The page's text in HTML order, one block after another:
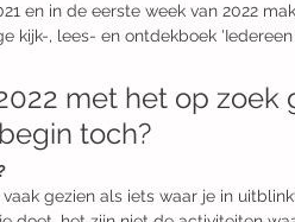
en in de eerste week van 2022
kijk-, lees- en ontdekboek 'Iedereen
met het op zoek
toch?
gezien als iets waar je in